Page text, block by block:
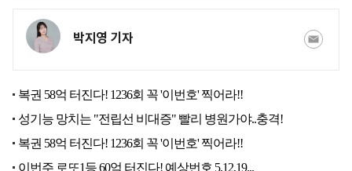
박지영 기자